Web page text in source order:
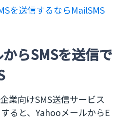
を送信できるMailSMS
るメール送信機能から送信で
作を覚える必要がない
トで利用できる
信ツールに移行できる！
を送信するならMailSMS
らSMSを送信で
業向けSMS送信サービス
ると、YahooメールからE